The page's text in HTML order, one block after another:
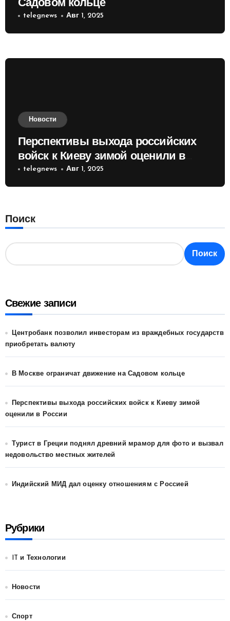
Садовом кольце
telegnews Авг 1, 2025
Новости
Перспективы выхода российских
войск к Киеву зимой оценили в
России
telegnews Авг 1, 2025
Поиск
Поиск
Свежие записи
Центробанк позволил инвесторам из враждебных государств
приобретать валюту
В Москве ограничат движение на Садовом кольце
Перспективы выхода российских войск к Киеву зимой
оценили в России
Турист в Греции поднял древний мрамор для фото и вызвал
недовольство местных жителей
Индийский МИД дал оценку отношениям с Россией
Рубрики
IT и Технологии
Новости
Спорт